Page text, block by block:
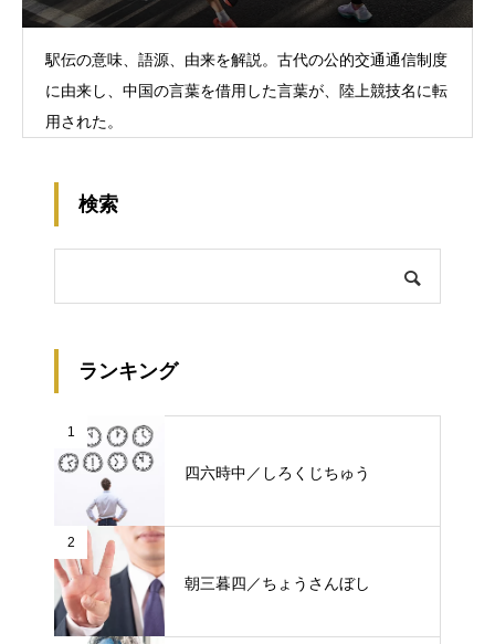
駅伝の意味、語源、由来を解説。古代の公的交通通信制度
に由来し、中国の言葉を借用した言葉が、陸上競技名に転
用された。
検索
ランキング
1
四六時中／しろくじちゅう
2
朝三暮四／ちょうさんぼし